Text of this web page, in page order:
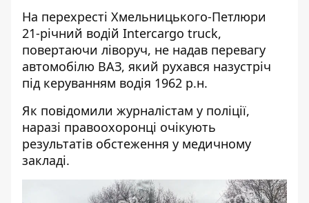
На перехресті Хмельницького-Петлюри
21-річний водій Intercargo truck,
повертаючи ліворуч, не надав перевагу
автомобілю ВАЗ, який рухався назустріч
під керуванням водія 1962 р.н.
Як повідомили журналістам у поліції,
наразі правоохоронці очікують
результатів обстеження у медичному
закладі.